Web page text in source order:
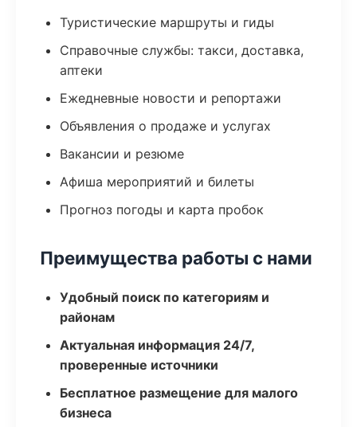
Туристические маршруты и гиды
Справочные службы: такси, доставка,
аптеки
Ежедневные новости и репортажи
Объявления о продаже и услугах
Вакансии и резюме
Афиша мероприятий и билеты
Прогноз погоды и карта пробок
Преимущества работы с нами
Удобный поиск по категориям и
районам
Актуальная информация 24/7,
проверенные источники
Бесплатное размещение для малого
бизнеса